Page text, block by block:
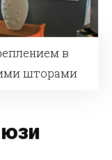
в
шторами